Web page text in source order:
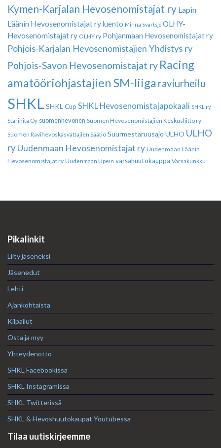
Kymen-Karjalan Hevosenomistajat ry Lapin
Läänin Hevosenomistajat ryluento Minna Svartsjö OLHY-
Hevosenomistajat ry OLHY ry Pohjanmaan Hevosenomistajat ry
Pohjois-Karjalan Hevosenomistajien Yhdistys ry
Pohjois-Savon Hevosenomistajat ry Racing
amatööriohjastajien SM-liiga raviurheilu
SHKL SHKL Cup SHKL Hevosenomistajapokaali SHKL ry
Starinita Oy suomenhevonen Suomen Hevosenomistajien Keskusliitto ry
Suomen Ravihevoskasvattajien Säätiö Suurmestaruusajo ULHO ULHO
ryUudenmaan Hevosenomistajat ry Uudenmaan Läänin
Hevosenomistajat ry Uudenmaan Upein varsahuutokauppa Varsakunkku
Pikalinkit
Liity jäseneksi
Jäsenedut
Lehti
Ajankohtaista
Kilpailut
Osta ja myy
Yhteydenotto
SHKL Facebookissa
SHKL Instagramissa
SHKL Twitterissä
SHKL & Hevoshuutokaupat Youtubessa
Tilaa uutiskirjeemme